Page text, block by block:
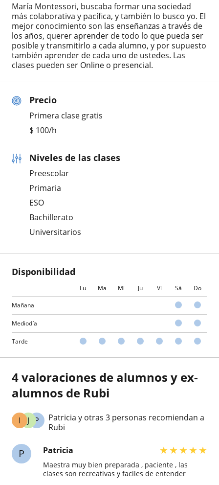
Precio
Primera clase gratis
$ 100/h
Niveles de las clases
Preescolar
Primaria
ESO
Bachillerato
Universitarios
Disponibilidad
Lu Ma Mi Ju Vi Sá Do
Mañana
Mediodía
Tarde
María Montessori, buscaba formar una sociedad
más colaborativa y pacífica, y también lo busco yo. El
mejor conocimiento son las enseñanzas a través de
los años, querer aprender de todo lo que pueda ser
posible y transmitirlo a cada alumno, y por supuesto
también aprender de cada uno de ustedes. Las
clases pueden ser Online o presencial.
4 valoraciones de alumnos y ex-
alumnos de Rubi
P
J
I
Patricia y otras 3 personas recomiendan a
Rubi
P Patricia ★★★★★
Maestra muy bien preparada , paciente , las
clases son recreativas y faciles de entender